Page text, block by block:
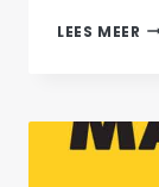
LEES MEER